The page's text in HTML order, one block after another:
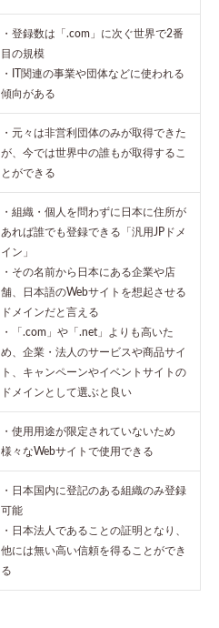
・登録数は「.com」に次ぐ世界で2番
目の規模
・IT関連の事業や団体などに使われる
傾向がある
・元々は非営利団体のみが取得できた
が、今では世界中の誰もが取得するこ
とができる
・組織・個人を問わずに日本に住所が
あれば誰でも登録できる「汎用JPドメ
イン」
・その名前から日本にある企業や店
舗、日本語のWebサイトを想起させる
ドメインだと言える
・「.com」や「.net」よりも高いた
め、企業・法人のサービスや商品サイ
ト、キャンペーンやイベントサイトの
ドメインとして選ぶと良い
・使用用途が限定されていないため
様々なWebサイトで使用できる
・日本国内に登記のある組織のみ登録
可能
・日本法人であることの証明となり、
他には無い高い信頼を得ることができ
る